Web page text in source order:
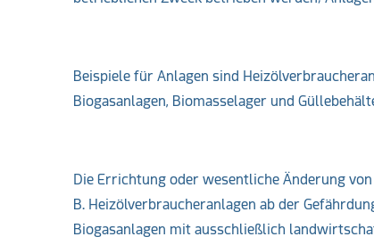
Beispiele für Anlagen sind
Biogasanlagen, Biomasselager und
Die Errichtung oder wesentliche Änderung
B. Heizölverbraucheranlagen ab der
Biogasanlagen mit ausschließlich